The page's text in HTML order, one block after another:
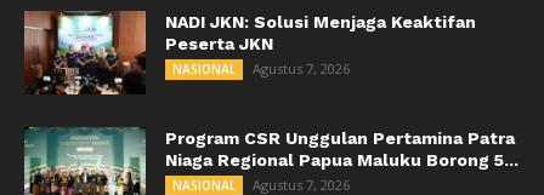
NADI JKN: Solusi Menjaga Keaktifan
Peserta JKN
NASIONAL Agustus 7, 2026
Program CSR Unggulan Pertamina Patra
Niaga Regional Papua Maluku Borong 5...
NASIONAL Agustus 7, 2026